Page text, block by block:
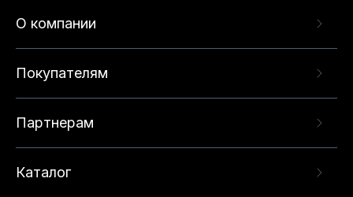
О компании
Покупателям
Партнерам
Каталог